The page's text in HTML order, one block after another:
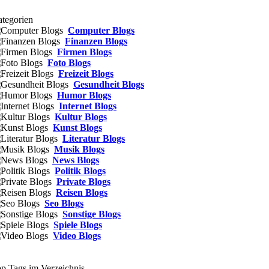
Computer Blogs
Finanzen Blogs
Firmen Blogs
Foto Blogs
Freizeit Blogs
Gesundheit Blogs
Humor Blogs
Internet Blogs
Kultur Blogs
Kunst Blogs
Literatur Blogs
Musik Blogs
News Blogs
Politik Blogs
Private Blogs
Reisen Blogs
Seo Blogs
Sonstige Blogs
Spiele Blogs
Video Blogs